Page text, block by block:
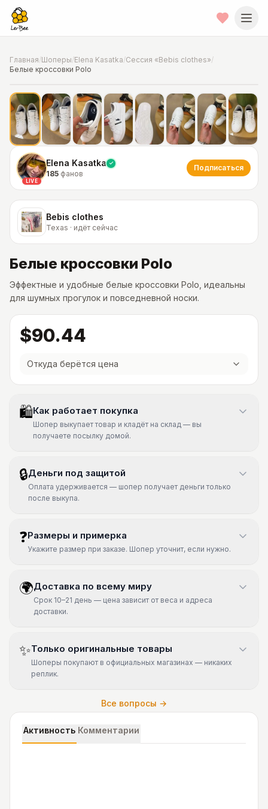
Главная/Шоперы/Elena Kasatka/Сессия «Bebis clothes»/
Белые кроссовки Polo
Фото от шопера·Texas
LIVE
Elena Kasatka
185 фанов
Подписаться
Bebis clothes
Texas · идёт сейчас
Белые кроссовки Polo
Эффектные и удобные белые кроссовки Polo, идеальны
для шумных прогулок и повседневной носки.
$90.44
Откуда берётся цена
🛍Как работает покупка
Шопер выкупает товар и кладёт на склад — вы
получаете посылку домой.
🔒Деньги под защитой
Оплата удерживается — шопер получает деньги только
после выкупа.
❓Размеры и примерка
Укажите размер при заказе. Шопер уточнит, если нужно.
🌍Доставка по всему миру
Срок 10–21 день — цена зависит от веса и адреса
доставки.
✨Только оригинальные товары
Шоперы покупают в официальных магазинах — никаких
реплик.
Все вопросы →
Активность Комментарии